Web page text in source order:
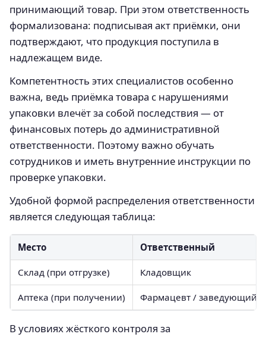
принимающий товар. При этом ответственность
формализована: подписывая акт приёмки, они
подтверждают, что продукция поступила в
надлежащем виде.
Компетентность этих специалистов особенно
важна, ведь приёмка товара с нарушениями
упаковки влечёт за собой последствия — от
финансовых потерь до административной
ответственности. Поэтому важно обучать
сотрудников и иметь внутренние инструкции по
проверке упаковки.
Удобной формой распределения ответственности
является следующая таблица:
Место Ответственный
Склад (при отгрузке) Кладовщик
Аптека (при получении) Фармацевт / заведующий
В условиях жёсткого контроля за